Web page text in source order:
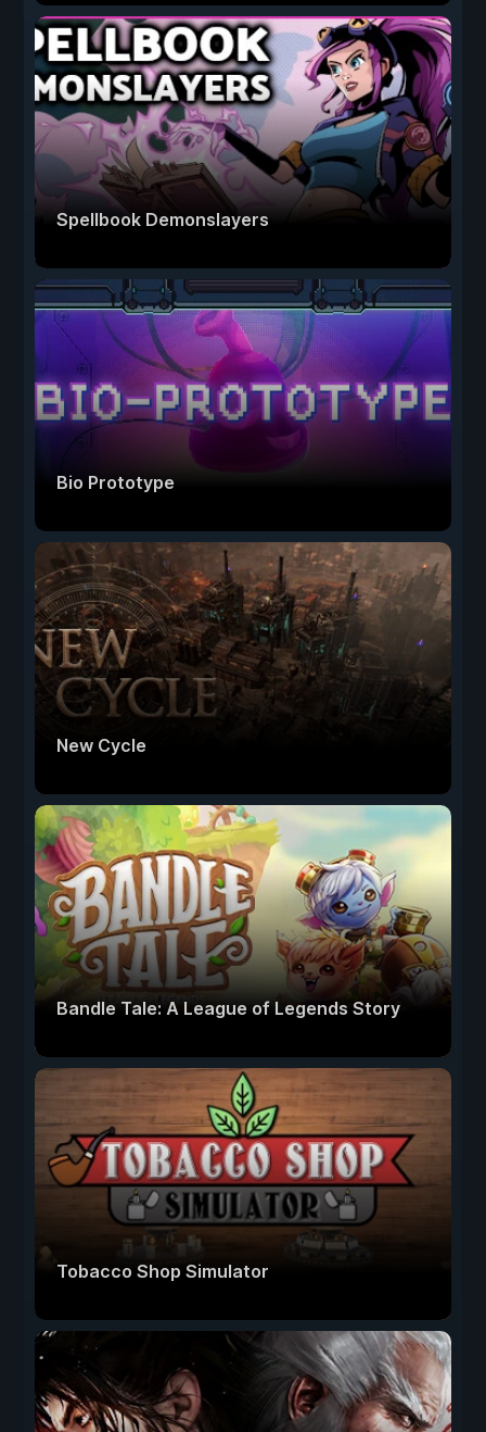
Spellbook Demonslayers
Bio Prototype
New Cycle
Bandle Tale: A League of Legends Story
Tobacco Shop Simulator